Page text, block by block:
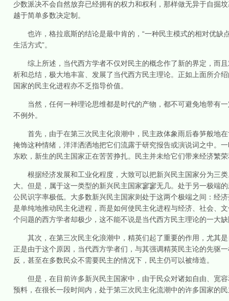
少数派决不会自然放弃已经拥有的权力和权利，那样做无异于自掘
越于简单多数决定制。
也许，格拉底斯的结论是最中肯的，“一种民主模式的相对优缺
生活方式”。
综上所述，当代西方学者不仅对民主的概念作了新的界定，而且
析和总结，极大地丰富、发展了当代西方民主理论。正如上面所介
国家的民主化进程亦不乏指导价值。
当然，任何一种理论思维都是时代的产物，都不可避免地带有一
不例外。
首先，由于在第三次民主化浪潮中，民主政体象雨后春笋般地在
掩饰这种情绪，洋洋洒洒地把它们流露于研究报告或演说词之中。
东欧，新生的民主国家正在苦苦挣扎。民主并未给它们带来经济繁
根据经济发展和工业化程度，大致可以把新兴民主国家分为三类
大。但是，属于这一类型的新兴民主国家寥寥无几。处于另一极端
公民识字率极低。大多数新兴民主国家则处于这两个极端之间：经
是单纯地推动民主化进程，而是如何使民主化进程与经济、社会、
个问题的西方学者却极少，这不能不说是当代西方民主理论的一大
其次，在第三次民主化浪潮中，精英们起了重要的作用，尤其是
正是由于这个原因，当代西方学者们，与其强调精英民主论的先驱
反，甚至在多数民众不需要民主的情况下，民主仍可以被缔造。
但是，在目前许多新兴民主国家中，由于民众对诸如自由、宽容
预料，在很长一段时间内，处于第三次民主化流潮中的许多国家的